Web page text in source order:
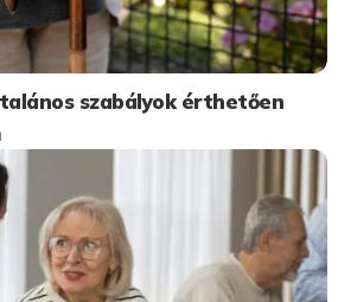
szabályok érthetően